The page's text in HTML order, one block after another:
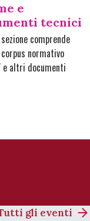
e
tecnici
comprende
normativo
e altri documenti
gli eventi